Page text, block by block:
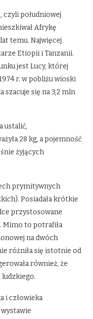
czyli południowej
Afrykę
temu. Najwięcej
Etiopii i Tanzanii.
jest Lucy, której
r. w pobliżu wioski
szacuje się na 3,2 mln
ustalić,
28 kg, a pojemność
żyjących
prymitywnych
Posiadała krótkie
przystosowane
Mimo to potrafiła
na dwóch
różniła się istotnie od
również, że
ludzkiego.
i człowieka